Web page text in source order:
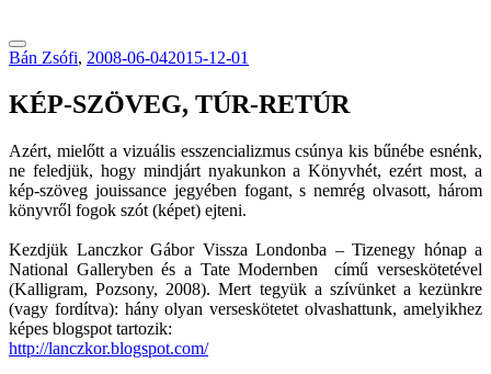
Bán Zsófi, 2008-06-042015-12-01
KÉP-SZÖVEG, TÚR-RETÚR
Azért, mielőtt a vizuális esszencializmus csúnya kis bűnébe esnénk,
ne feledjük, hogy mindjárt nyakunkon a Könyvhét, ezért most, a
kép-szöveg jouissance jegyében fogant, s nemrég olvasott, három
könyvről fogok szót (képet) ejteni.
Kezdjük Lanczkor Gábor Vissza Londonba – Tizenegy hónap a
National Galleryben és a Tate Modernben című verseskötetével
(Kalligram, Pozsony, 2008). Mert tegyük a szívünket a kezünkre
(vagy fordítva): hány olyan verseskötetet olvashattunk, amelyikhez
képes blogspot tartozik:
http://lanczkor.blogspot.com/